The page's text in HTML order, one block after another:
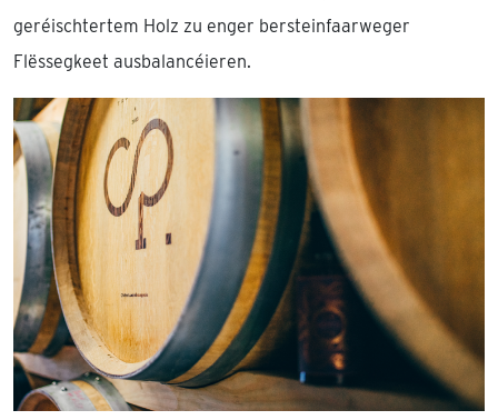
geréischtertem Holz zu enger bersteinfaarweger
Flëssegkeet ausbalancéieren.